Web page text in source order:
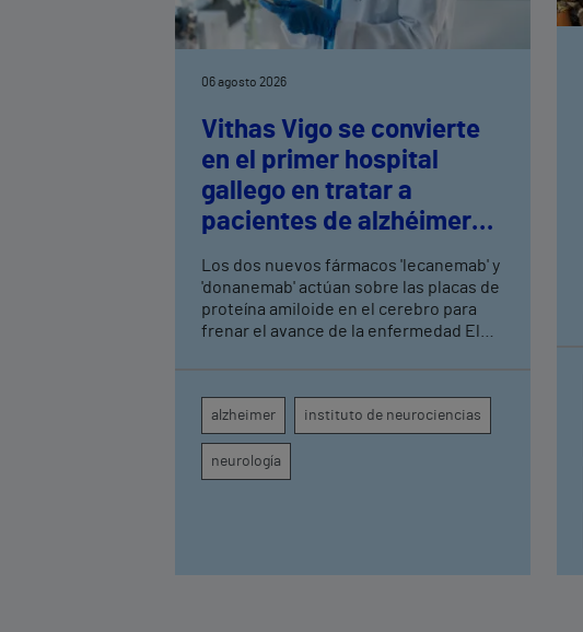
06 agosto 2026
Vithas Vigo se convierte
en el primer hospital
gallego en tratar a
pacientes de alzhéimer
en fase leve con terapias
antiamiloide
Los dos nuevos fármacos 'lecanemab' y
'donanemab' actúan sobre las placas de
proteína amiloide en el cerebro para
frenar el avance de la enfermedad El
para el exhaustivo seguimiento clínico
de cada paciente
alzheimer instituto de neurociencias
neurología